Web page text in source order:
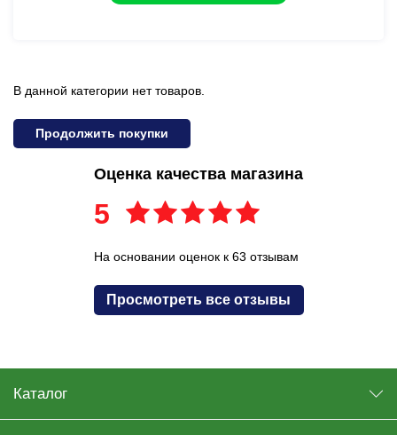
В данной категории нет товаров.
Продолжить покупки
Оценка качества магазина
5
На основании оценок к 63 отзывам
Просмотреть все отзывы
Каталог